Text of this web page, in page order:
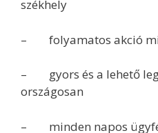
székhely
– folyamatos akció
– gyors és a lehető
országosan
– minden napos